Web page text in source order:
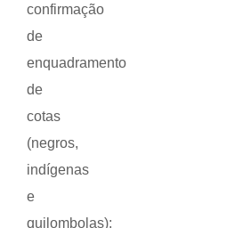
confirmação
de
enquadramento
de
cotas
(negros,
indígenas
e
quilombolas):